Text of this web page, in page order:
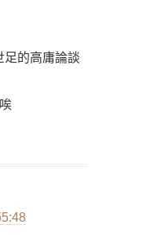
足的高庸論談